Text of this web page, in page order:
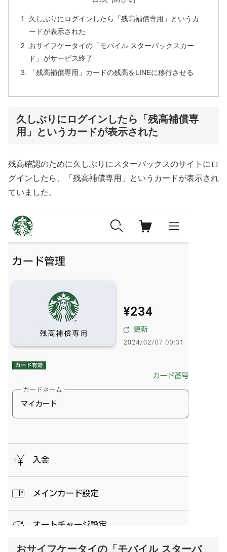
久しぶりにログインしたら「残高補償専用」というカ
ードが表示された
おサイフケータイの「モバイル スターバックスカー
ド」がサービス終了
「残高補償専用」カードの残高をLINEに移行させる
久しぶりにログインしたら「残高補償専
用」というカードが表示された
残高確認のために久しぶりにスターバックスのサイトにロ
グインしたら、「残高補償専用」というカードが表示され
ていました。
おサイフケータイの「モバイル スターバ